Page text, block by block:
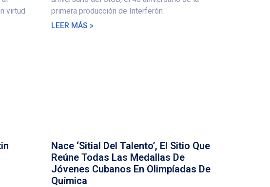
virtud
primera producción de Interferón
LEER MÁS »
Nace ‘Sitial Del Talento’, El Sitio Que
Reúne Todas Las Medallas De
Jóvenes Cubanos En Olimpíadas De
Química